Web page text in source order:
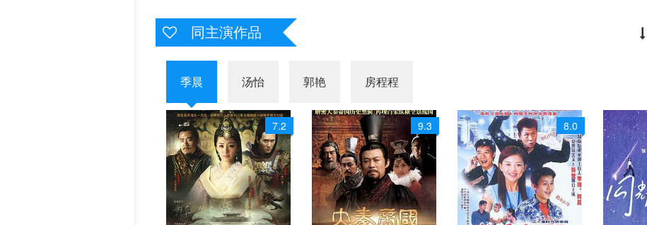
同主演作品
季晨 汤怡 郭艳 房程程
7.2 9.3 8.0